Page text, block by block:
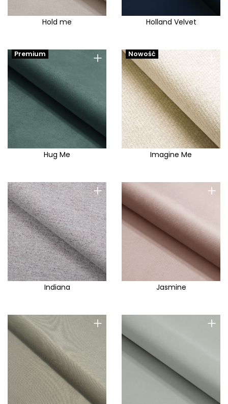
Hold me Holland Velvet
+
Premium
Hug Me
+
Nowość
Imagine Me
+
Indiana
+
Jasmine
+ +